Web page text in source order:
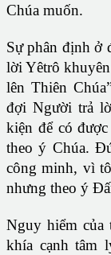
Chúa muốn.
Sự phân định ở
lời Yêtrô
lên Thiên
đợi Người trả
kiện để có
theo ý Chúa.
công minh, vì
nhưng theo ý
Nguy hiểm của
khía cạnh tâm